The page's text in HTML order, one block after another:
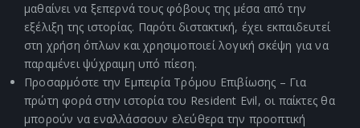
μαθαίνει να ξεπερνά τους φόβους της μέσα από την
εξέλιξη της ιστορίας. Παρότι διστακτική, έχει εκπαιδευτεί
στη χρήση όπλων και χρησιμοποιεί λογική σκέψη για να
παραμένει ψύχραιμη υπό πίεση.
Προσαρμόστε την Εμπειρία Τρόμου Επιβίωσης – Για
πρώτη φορά στην ιστορία του Resident Evil, οι παίκτες θα
μπορούν να εναλλάσσουν ελεύθερα την προοπτική